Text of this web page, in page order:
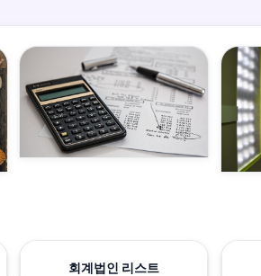
회계법인 리스트